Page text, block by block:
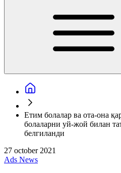
Етим болалар ва ота-она
болаларни уй-жой билан
белгиланди
27 october 2021
Ads News